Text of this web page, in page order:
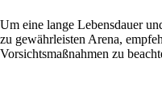
Um eine lange Lebensdauer
zu gewährleisten Arena,
Vorsichtsmaßnahmen zu